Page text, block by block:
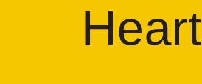
Heart